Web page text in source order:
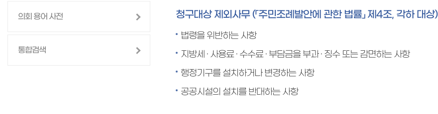
의회 용어 사전
통합검색
청구대상 제외사무 (「주민조례발안에 관한 법률」 제4조, 각하 대상)
법령을 위반하는 사항
지방세 · 사용료 · 수수료 · 부담금을 부과 · 징수 또는 감면하는 사항
행정기구를 설치하거나 변경하는 사항
공공시설의 설치를 반대하는 사항